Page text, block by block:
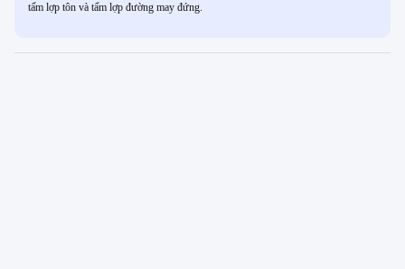
tấm lợp tôn và tấm lợp đường may đứng.